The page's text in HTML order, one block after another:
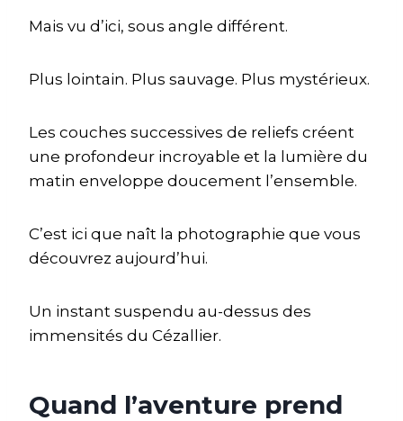
Mais vu d’ici, sous angle différent.
Plus lointain. Plus sauvage. Plus mystérieux.
Les couches successives de reliefs créent
une profondeur incroyable et la lumière du
matin enveloppe doucement l’ensemble.
C’est ici que naît la photographie que vous
découvrez aujourd’hui.
Un instant suspendu au-dessus des
immensités du Cézallier.
Quand l’aventure prend